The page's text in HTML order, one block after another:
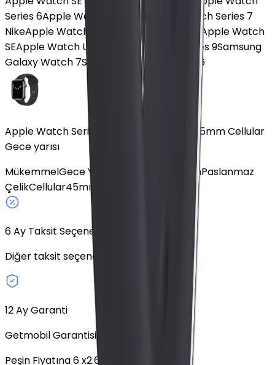
Series 6Apple Watch Series 10
Apple Watch Series 7
NikeApple Watch SE 3 Apple Watch UltraApple Watch
SEApple Watch Ultra 2 Apple Watch Series 9Samsung
Galaxy Watch 7Samsung Galaxy Watch 6
Apple Watch Series 7 Paslanmaz Çelik 45mm Cellular
Gece yarısı
MükemmelGece Yarısı Spor Siyah KordonPaslanmaz
ÇelikCellular45mm
6Ay Taksit Seçeneği
Diğer taksit seçeneklerini keşfedin.
12 Ay Garanti
Getmobil Garantisi
Peşin Fiyatına6x2.666,67